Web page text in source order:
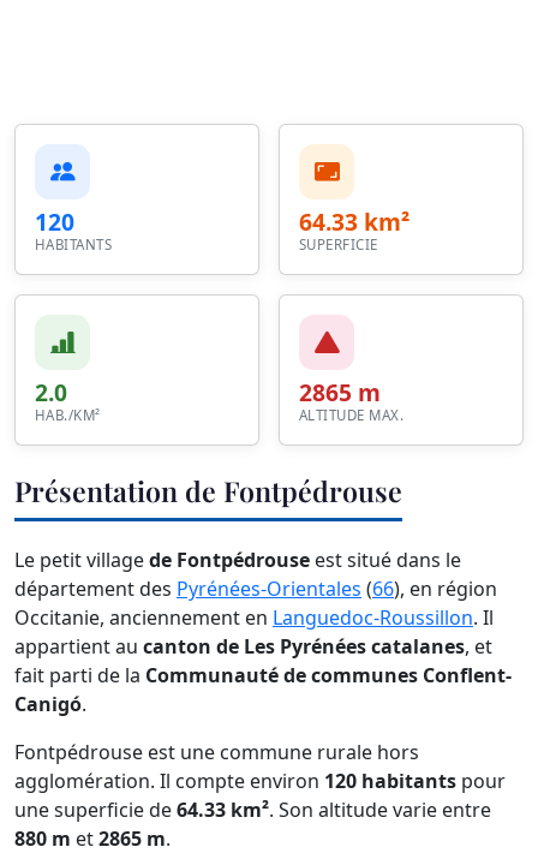
120
HABITANTS
64.33 km²
SUPERFICIE
2.0
HAB./KM²
2865 m
ALTITUDE MAX.
Présentation de Fontpédrouse
Le petit villagede Fontpédrouse est situé dans le
département des Pyrénées-Orientales (66), en région
Occitanie, anciennement en Languedoc-Roussillon. Il
appartient au canton de Les Pyrénées catalanes, et
fait parti de la Communauté de communes Conflent-
Canigó.
Fontpédrouse est une commune rurale hors
agglomération. Il compte environ 120 habitants pour
une superficie de64.33 km². Son altitude varie entre
880 m et2865 m.